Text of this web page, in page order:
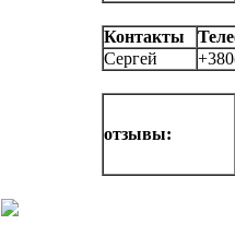
Контакты
Сергей
отзывы: